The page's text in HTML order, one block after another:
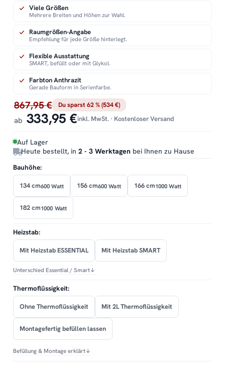
867,95 € Du sparst 62 % (534 €)
ab 333,95 €inkl. MwSt. · Kostenloser Versand
Auf Lager
Heute bestellt, in 2 - 3 Werktagen bei Ihnen zu Hause
Viele Größen
Mehrere Breiten und Höhen zur Wahl.
Raumgrößen-Angabe
Empfehlung für jede Größe hinterlegt.
Flexible Ausstattung
SMART, befüllt oder mit Glykol.
Farbton Anthrazit
Gerade Bauform in Serienfarbe.
Bauhöhe:
134 cm600 Watt 156 cm600 Watt 166 cm1000 Watt
182 cm1000 Watt
Heizstab:
Mit Heizstab ESSENTIAL Mit Heizstab SMART
Unterschied Essential / Smart↓
Thermoflüssigkeit:
Ohne Thermoflüssigkeit Mit 2L Thermoflüssigkeit
Montagefertig befüllen lassen
Befüllung & Montage erklärt↓